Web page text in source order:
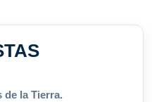
la Tierra.